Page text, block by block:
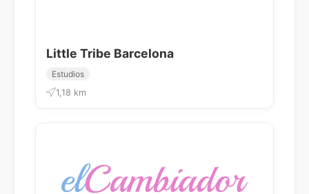
Little Tribe Barcelona
Estudios
1,18 km